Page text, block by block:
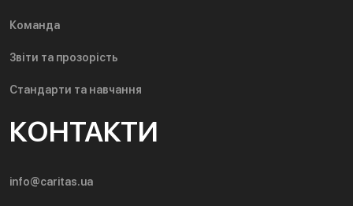
Команда
Звіти та прозорість
Стандарти та навчання
КОНТАКТИ
info@caritas.ua